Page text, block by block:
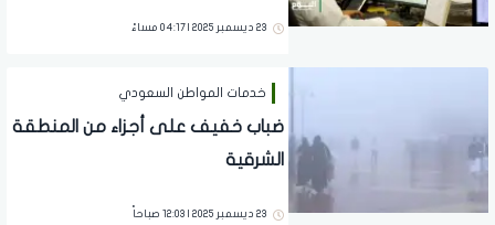
23 ديسمبر 2025 | 04:17 مساءً
خدمات المواطن السعودي
ضباب خفيف على أجزاء من المنطقة
الشرقية
23 ديسمبر 2025 | 12:03 صباحاً